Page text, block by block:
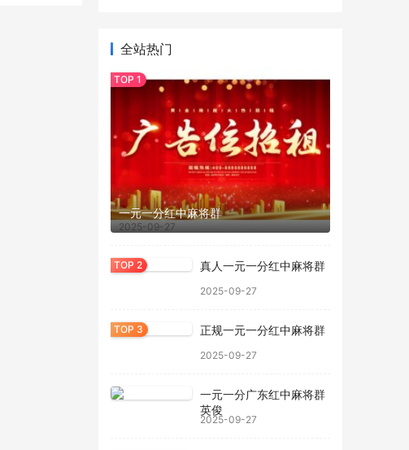
全站热门
一元一分红中麻将群
2025-09-27
真人一元一分红中麻将群
2025-09-27
正规一元一分红中麻将群
2025-09-27
一元一分广东红中麻将群
英俊
2025-09-27